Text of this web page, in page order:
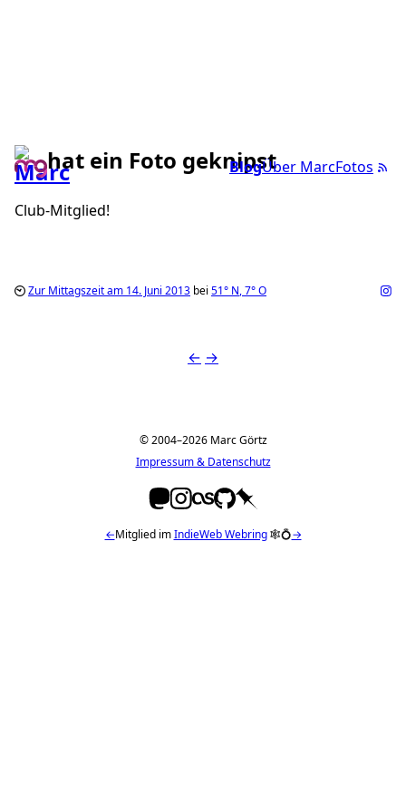
BlogÜber MarcFotos
hat ein Foto geknipst
Club-Mitglied!
Zur Mittagszeit am 14. Juni 2013 bei 51° N,7°O
← →
© 2004–2026 Marc Görtz
Impressum & Datenschutz
←Mitglied imIndieWeb Webring🕸💍→